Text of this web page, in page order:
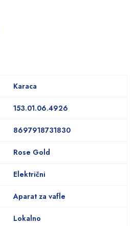
Karaca
153.01.06.4926
8697918731830
Rose Gold
Električni
Aparat za vafle
Lokalno